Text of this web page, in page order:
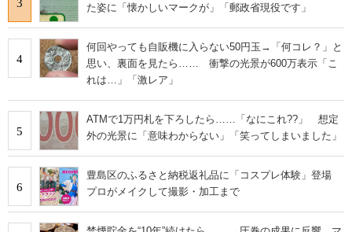
3 た姿に「懐かしいマークが」「郵政省現役です」
4
何回やっても自販機に入らない50円玉→「何コレ？」と
思い、裏面を見たら…… 衝撃の光景が600万表示「こ
れは…」「激レア」
5
ATMで1万円札を下ろしたら……「なにこれ??」 想定
外の光景に「意味わからない」「笑ってしまいました」
6
豊島区のふるさと納税返礼品に「コスプレ体験」登場
プロがメイクして撮影・加工まで